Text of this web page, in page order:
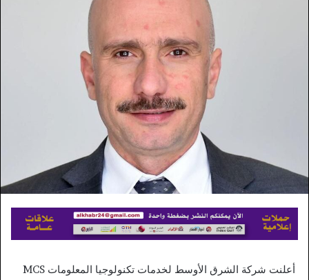
إلكترونيا
أعلنت شركة الشرق الأوسط لخدمات تكنولوجيا المعلومات MCS